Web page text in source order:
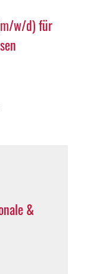
w/d) für
&